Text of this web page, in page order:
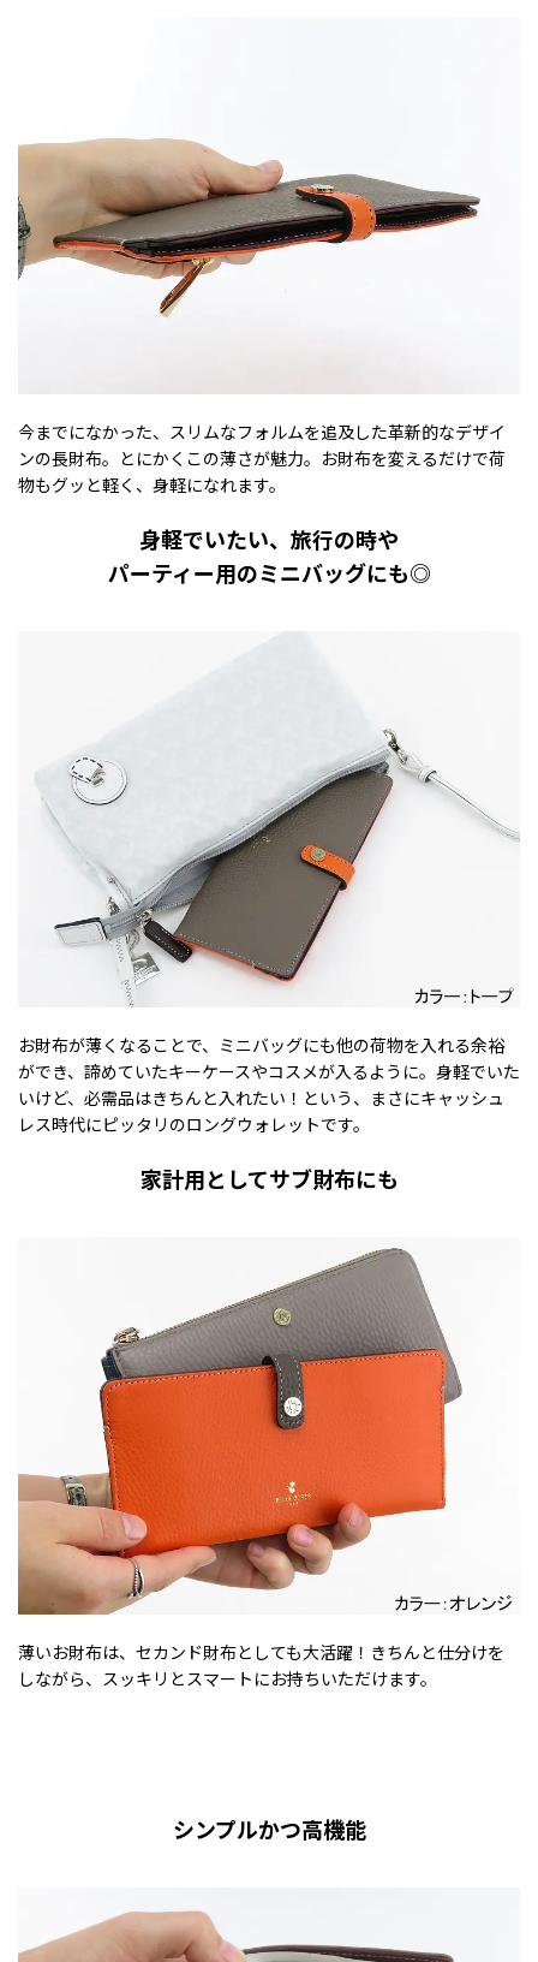
今までになかった、スリムなフォルムを追及した革新的なデザイ
ンの長財布。とにかくこの薄さが魅力。お財布を変えるだけで荷
物もグッと軽く、身軽になれます。
身軽でいたい、旅行の時や
パーティー用のミニバッグにも◎
お財布が薄くなることで、ミニバッグにも他の荷物を入れる余裕
ができ、諦めていたキーケースやコスメが入るように。身軽でいた
いけど、必需品はきちんと入れたい！という、まさにキャッシュ
レス時代にピッタリのロングウォレットです。
家計用としてサブ財布にも
薄いお財布は、セカンド財布としても大活躍！きちんと仕分けを
しながら、スッキリとスマートにお持ちいただけます。
シンプルかつ高機能